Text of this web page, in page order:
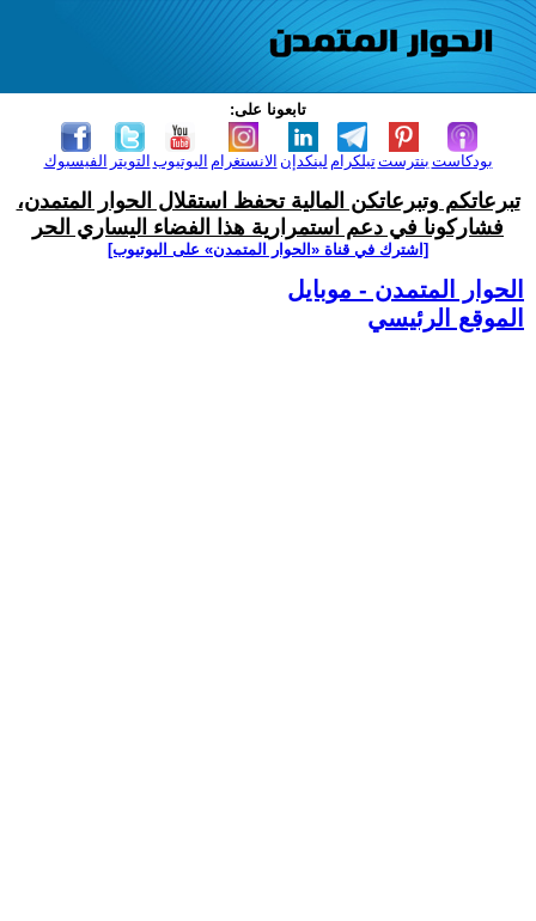
تابعونا على:
الفيسبوك التويتر اليوتيوب الانستغرام لينكدإن تيلكرامبنترست بودكاست
تبرعاتكم وتبرعاتكن المالية تحفظ استقلال الحوار المتمدن،
فشاركونا في دعم استمرارية هذا الفضاء اليساري الحر
[اشترك في قناة ‫«الحوار المتمدن» على اليوتيوب]
الحوار المتمدن - موبايل
الموقع الرئيسي